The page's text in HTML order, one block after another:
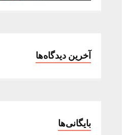
آخرین دیدگاه‌ها
بایگانی‌ها